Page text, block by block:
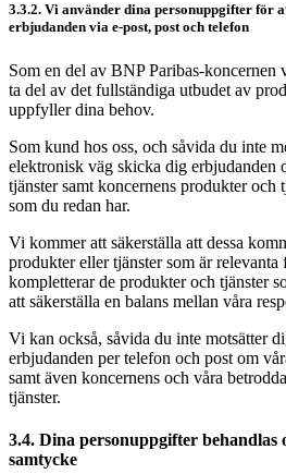
3.3.2. Vi använder dina personuppgifter för
erbjudanden via e-post, post och telefon
Som en del av BNP Paribas-
ta del av det fullständiga utbudet av
uppfyller dina behov.
Som kund hos oss, och såvida du inte
elektronisk väg skicka dig erbjudanden
tjänster samt koncernens produkter och
som du redan har.
Vi kommer att säkerställa att dessa
produkter eller tjänster som är
kompletterar de produkter och tjänster
att säkerställa en balans mellan våra
Vi kan också, såvida du inte motsätter
erbjudanden per telefon och post om
samt även koncernens och våra
tjänster.
3.4. Dina personuppgifter behandlas
samtycke